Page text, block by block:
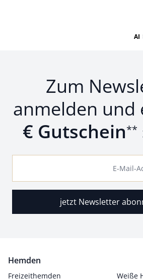
AI
Zum
anmelden und
€ Gutschein**
E-Mail-
jetzt Newsletter
Hemden
Freizeithemden
Weiße